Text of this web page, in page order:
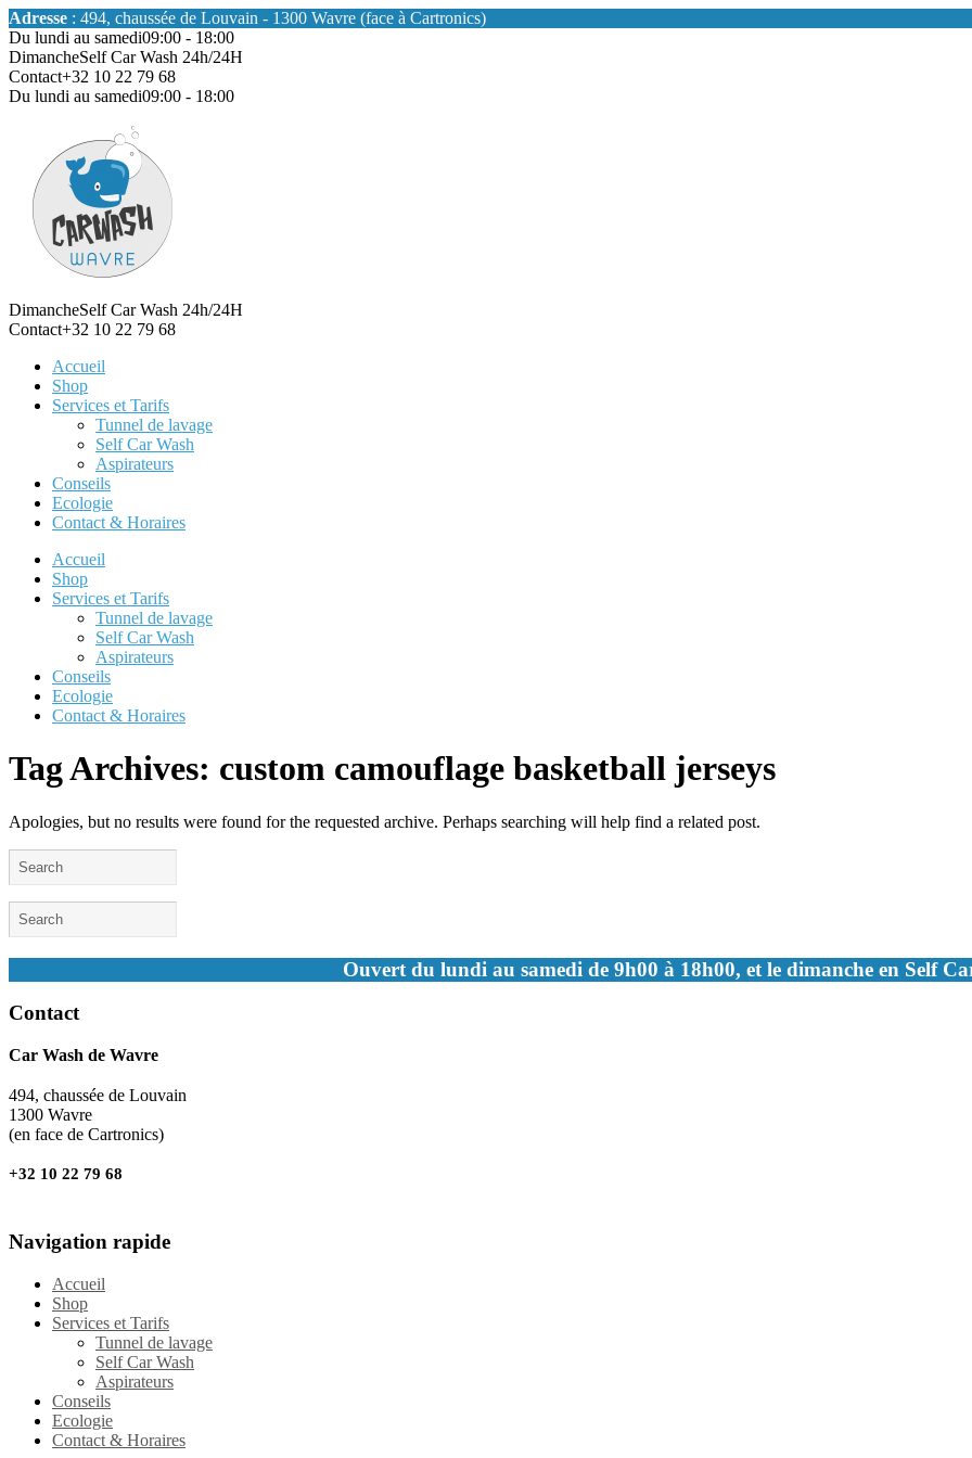
Adresse : 494, chaussée de Louvain - 1300 Wavre (face à Cartronics)
Du lundi au samedi09:00 - 18:00
DimancheSelf Car Wash 24h/24H
Contact+32 10 22 79 68
Du lundi au samedi09:00 - 18:00
DimancheSelf Car Wash 24h/24H
Contact+32 10 22 79 68
Accueil
Shop
Services et Tarifs
Tunnel de lavage
Self Car Wash
Aspirateurs
Conseils
Ecologie
Contact & Horaires
Accueil
Shop
Services et Tarifs
Tunnel de lavage
Self Car Wash
Aspirateurs
Conseils
Ecologie
Contact & Horaires
Tag Archives: custom camouflage basketball jerseys
Apologies, but no results were found for the requested archive. Perhaps searching will help find a related post.
Ouvert du lundi au samedi de 9h00 à 18h00, et le dimanche en Self
Contact
Car Wash de Wavre
494, chaussée de Louvain
1300 Wavre
(en face de Cartronics)
+32 10 22 79 68
Navigation rapide
Accueil
Shop
Services et Tarifs
Tunnel de lavage
Self Car Wash
Aspirateurs
Conseils
Ecologie
Contact & Horaires